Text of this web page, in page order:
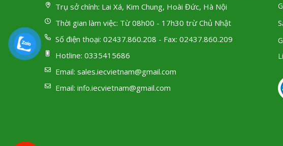
Trụ sở chính: Lai Xá, Kim Chung, Hoài Đức, Hà Nội
Thời gian làm việc: Từ 08h00 - 17h30 trừ Chủ Nhật
Số điện thoại: 02437.860.208 - Fax: 02437.860.209
Hotline: 0335415686
Email: sales.iecvietnam@gmail.com
Email: info.iecvietnam@gmail.com